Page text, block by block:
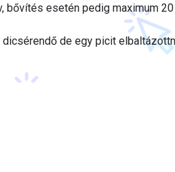
bővítés esetén pedig maximum
de egy picit